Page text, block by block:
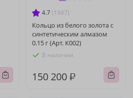
4.7 (1947)
Кольцо из белого золота с
синтетическим алмазом
0.15 г (Арт. К002)
В наличии
150 200 ₽